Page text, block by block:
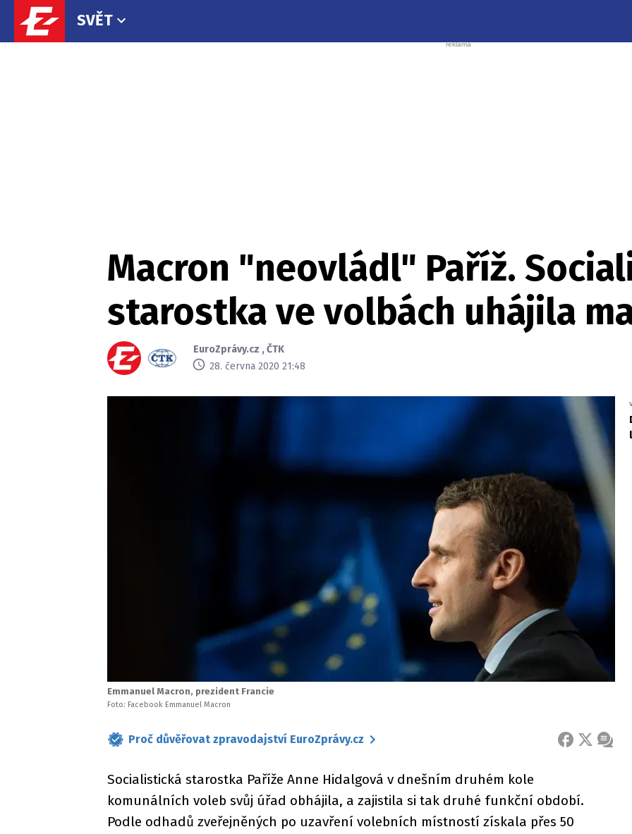
SVĚT
Macron "neovládl" Paříž.
starostka ve volbách uhájila
EuroZprávy.cz ,ČTK
28. června 2020 21:48
Emmanuel Macron, prezident Francie
Foto: Facebook Emmanuel Macron
Proč důvěřovat zpravodajství EuroZprávy.cz FACEBOOK
X
Socialistická starostka Paříže Anne Hidalgová v dnešním druhém kole
komunálních voleb svůj úřad obhájila, a zajistila si tak druhé funkční období.
Podle odhadů zveřejněných po uzavření volebních místností získala přes 50